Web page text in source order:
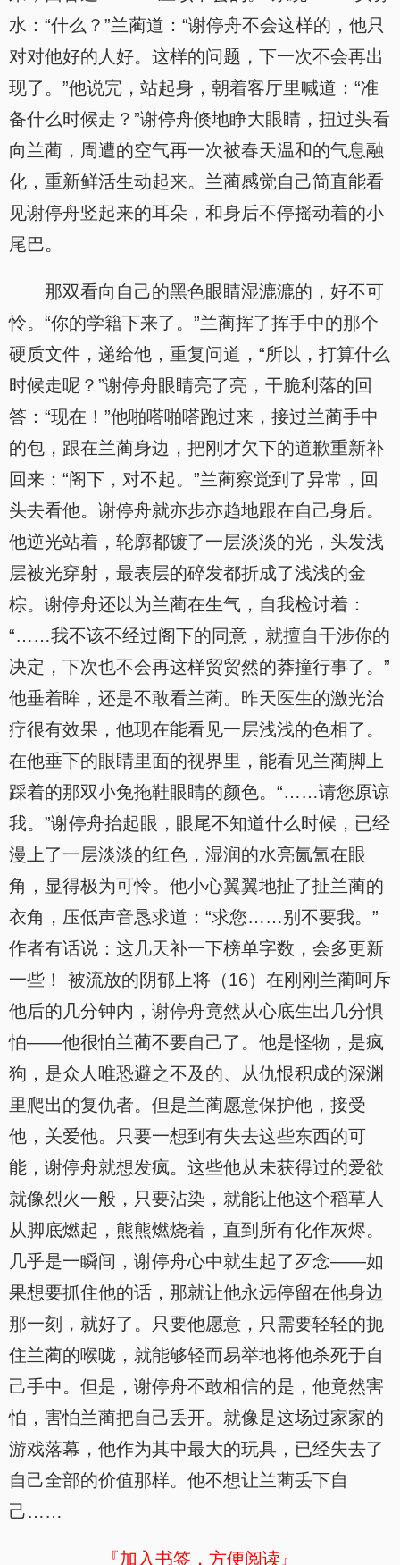
水：“什么？”兰蔺道：“谢停舟不会这样的，他只
对对他好的人好。这样的问题，下一次不会再出
现了。”他说完，站起身，朝着客厅里喊道：“准
备什么时候走？”谢停舟倏地睁大眼睛，扭过头看
向兰蔺，周遭的空气再一次被春天温和的气息融
化，重新鲜活生动起来。兰蔺感觉自己简直能看
见谢停舟竖起来的耳朵，和身后不停摇动着的小
尾巴。
那双看向自己的黑色眼睛湿漉漉的，好不可
怜。“你的学籍下来了。”兰蔺挥了挥手中的那个
硬质文件，递给他，重复问道，“所以，打算什么
时候走呢？”谢停舟眼睛亮了亮，干脆利落的回
答：“现在！”他啪嗒啪嗒跑过来，接过兰蔺手中
的包，跟在兰蔺身边，把刚才欠下的道歉重新补
回来：“阁下，对不起。”兰蔺察觉到了异常，回
头去看他。谢停舟就亦步亦趋地跟在自己身后。
他逆光站着，轮廓都镀了一层淡淡的光，头发浅
层被光穿射，最表层的碎发都折成了浅浅的金
棕。谢停舟还以为兰蔺在生气，自我检讨着：
“……我不该不经过阁下的同意，就擅自干涉你的
决定，下次也不会再这样贸贸然的莽撞行事了。”
他垂着眸，还是不敢看兰蔺。昨天医生的激光治
疗很有效果，他现在能看见一层浅浅的色相了。
在他垂下的眼睛里面的视界里，能看见兰蔺脚上
踩着的那双小兔拖鞋眼睛的颜色。“……请您原谅
我。”谢停舟抬起眼，眼尾不知道什么时候，已经
漫上了一层淡淡的红色，湿润的水亮氤氲在眼
角，显得极为可怜。他小心翼翼地扯了扯兰蔺的
衣角，压低声音恳求道：“求您……别不要我。”
作者有话说：这几天补一下榜单字数，会多更新
一些！ 被流放的阴郁上将（16）在刚刚兰蔺呵斥
他后的几分钟内，谢停舟竟然从心底生出几分惧
怕——他很怕兰蔺不要自己了。他是怪物，是疯
狗，是众人唯恐避之不及的、从仇恨积成的深渊
里爬出的复仇者。但是兰蔺愿意保护他，接受
他，关爱他。只要一想到有失去这些东西的可
能，谢停舟就想发疯。这些他从未获得过的爱欲
就像烈火一般，只要沾染，就能让他这个稻草人
从脚底燃起，熊熊燃烧着，直到所有化作灰烬。
几乎是一瞬间，谢停舟心中就生起了歹念——如
果想要抓住他的话，那就让他永远停留在他身边
那一刻，就好了。只要他愿意，只需要轻轻的扼
住兰蔺的喉咙，就能够轻而易举地将他杀死于自
己手中。但是，谢停舟不敢相信的是，他竟然害
怕，害怕兰蔺把自己丢开。就像是这场过家家的
游戏落幕，他作为其中最大的玩具，已经失去了
自己全部的价值那样。他不想让兰蔺丢下自
己……
『加入书签，方便阅读』